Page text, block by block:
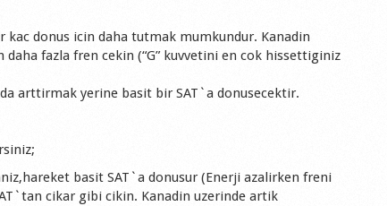
donus icin daha tutmak mumkundur. Kanadin
fazla fren cekin (“G” kuvvetini en cok hissettiginiz
arttirmak yerine basit bir SAT`a donusecektir.
basit SAT`a donusur (Enerji azalirken freni
cikar gibi cikin. Kanadin uzerinde artik